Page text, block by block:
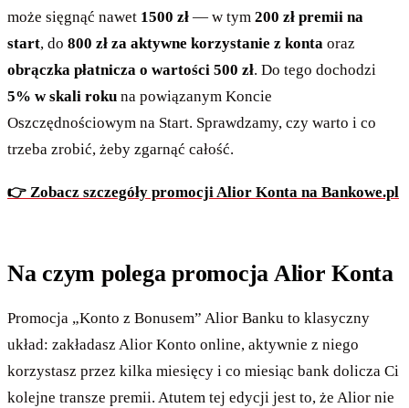
może sięgnąć nawet 1500 zł — w tym 200 zł premii na
start, do 800 zł za aktywne korzystanie z konta oraz
obrączka płatnicza o wartości 500 zł. Do tego dochodzi
5% w skali roku na powiązanym Koncie
Oszczędnościowym na Start. Sprawdzamy, czy warto i co
trzeba zrobić, żeby zgarnąć całość.
👉 Zobacz szczegóły promocji Alior Konta na Bankowe.pl
Na czym polega promocja Alior Konta
Promocja „Konto z Bonusem” Alior Banku to klasyczny
układ: zakładasz Alior Konto online, aktywnie z niego
korzystasz przez kilka miesięcy i co miesiąc bank dolicza Ci
kolejne transze premii. Atutem tej edycji jest to, że Alior nie